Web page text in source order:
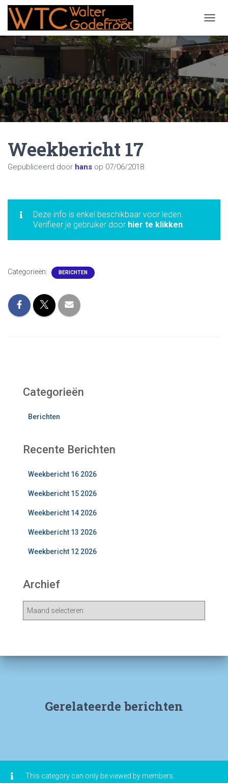
Weekbericht 17
Gepubliceerd door hans op 07/06/2018
Deze info is enkel beschikbaar voor leden.
Verifieer je gebruiker door hier te klikken.
Categorieën: BERICHTEN
Categorieën
Berichten
Recente Berichten
Weekbericht 16 2026
Weekbericht 15 2026
Weekbericht 14 2026
Weekbericht 13 2026
Weekbericht 12 2026
Archief
Gerelateerde berichten
This category can only be viewed by members.